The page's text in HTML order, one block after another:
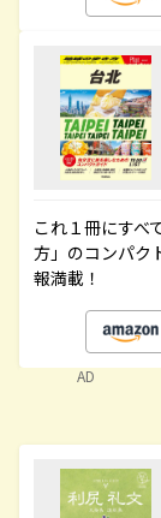
これ１冊にすべ
方」のコンパク
報満載！
AD